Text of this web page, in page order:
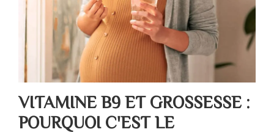
VITAMINE B9 ET GROSSESSE :
POURQUOI C'EST LE